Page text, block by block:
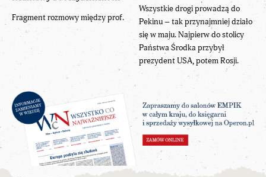
Fragment rozmowy między prof.
Wszystkie drogi prowadzą do
Pekinu – tak przynajmniej działo
się w maju. Najpierw do stolicy
Państwa Środka przybył
prezydent USA, potem Rosji.